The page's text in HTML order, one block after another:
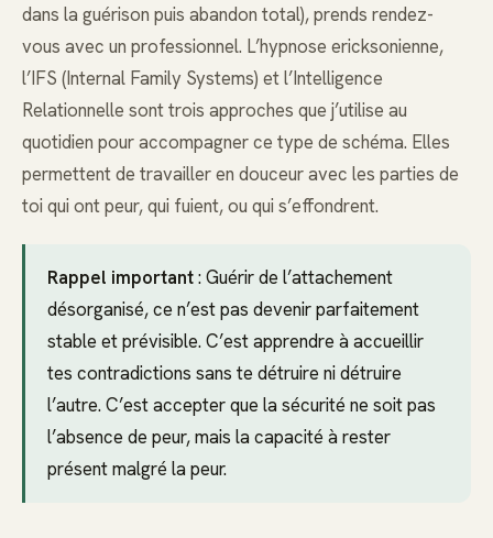
dans la guérison puis abandon total), prends rendez-
vous avec un professionnel. L’hypnose ericksonienne,
l’IFS (Internal Family Systems) et l’Intelligence
Relationnelle sont trois approches que j’utilise au
quotidien pour accompagner ce type de schéma. Elles
permettent de travailler en douceur avec les parties de
toi qui ont peur, qui fuient, ou qui s’effondrent.
Rappel important: Guérir de l’attachement
désorganisé, ce n’est pas devenir parfaitement
stable et prévisible. C’est apprendre à accueillir
tes contradictions sans te détruire ni détruire
l’autre. C’est accepter que la sécurité ne soit pas
l’absence de peur, mais la capacité à rester
présent malgré la peur.